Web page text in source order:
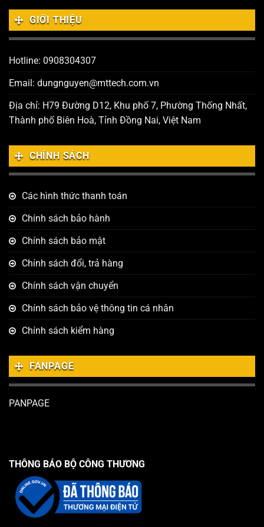
GIỚI THIỆU
Hotline: 0908304307
Email: dungnguyen@mttech.com.vn
Địa chỉ: H79 Đường D12, Khu phố 7, Phường Thống Nhất,
Thành phố Biên Hoà, Tỉnh Đồng Nai, Việt Nam
CHÍNH SÁCH
Các hình thức thanh toán
Chính sách bảo hành
Chính sách bảo mật
Chính sách đổi, trả hàng
Chính sách vận chuyển
Chính sách bảo vệ thông tin cá nhân
Chính sách kiểm hàng
FANPAGE
PANPAGE
THÔNG BÁO BỘ CÔNG THƯƠNG